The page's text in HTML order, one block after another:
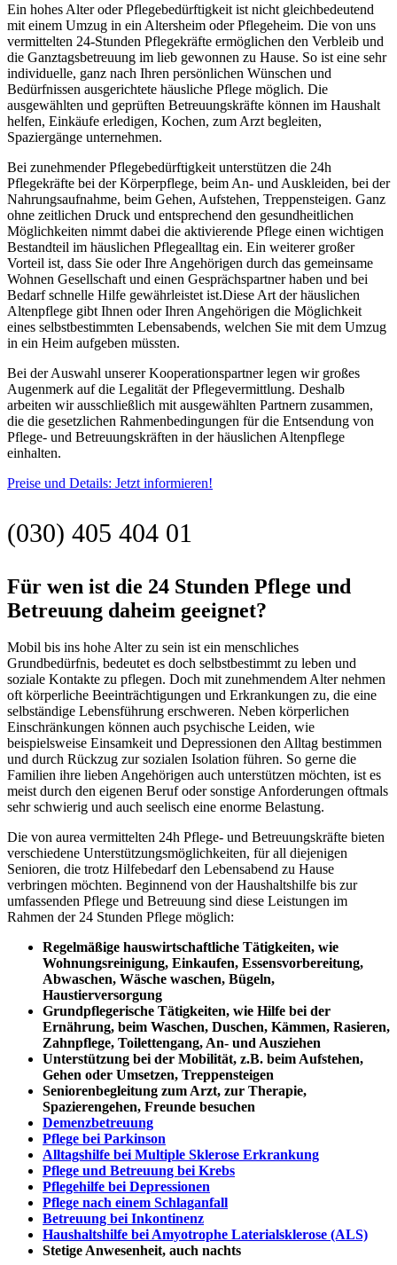
Ein hohes Alter oder Pflegebedürftigkeit ist nicht gleichbedeutend
mit einem Umzug in ein Altersheim oder Pflegeheim. Die von uns
vermittelten 24-Stunden Pflegekräfte ermöglichen den Verbleib und
die Ganztagsbetreuung im lieb gewonnen zu Hause. So ist eine sehr
individuelle, ganz nach Ihren persönlichen Wünschen und
Bedürfnissen ausgerichtete häusliche Pflege möglich. Die
ausgewählten und geprüften Betreuungskräfte können im Haushalt
helfen, Einkäufe erledigen, Kochen, zum Arzt begleiten,
Spaziergänge unternehmen.
Bei zunehmender Pflegebedürftigkeit unterstützen die 24h
Pflegekräfte bei der Körperpflege, beim An- und Auskleiden, bei der
Nahrungsaufnahme, beim Gehen, Aufstehen, Treppensteigen. Ganz
ohne zeitlichen Druck und entsprechend den gesundheitlichen
Möglichkeiten nimmt dabei die aktivierende Pflege einen wichtigen
Bestandteil im häuslichen Pflegealltag ein. Ein weiterer großer
Vorteil ist, dass Sie oder Ihre Angehörigen durch das gemeinsame
Wohnen Gesellschaft und einen Gesprächspartner haben und bei
Bedarf schnelle Hilfe gewährleistet ist.Diese Art der häuslichen
Altenpflege gibt Ihnen oder Ihren Angehörigen die Möglichkeit
eines selbstbestimmten Lebensabends, welchen Sie mit dem Umzug
in ein Heim aufgeben müssten.
Bei der Auswahl unserer Kooperationspartner legen wir großes
Augenmerk auf die Legalität der Pflegevermittlung. Deshalb
arbeiten wir ausschließlich mit ausgewählten Partnern zusammen,
die die gesetzlichen Rahmenbedingungen für die Entsendung von
Pflege- und Betreuungskräften in der häuslichen Altenpflege
einhalten.
Preise und Details: Jetzt informieren!
(030) 405 404 01
Für wen ist die 24 Stunden Pflege und
Betreuung daheim geeignet?
Mobil bis ins hohe Alter zu sein ist ein menschliches
Grundbedürfnis, bedeutet es doch selbstbestimmt zu leben und
soziale Kontakte zu pflegen. Doch mit zunehmendem Alter nehmen
oft körperliche Beeinträchtigungen und Erkrankungen zu, die eine
selbständige Lebensführung erschweren. Neben körperlichen
Einschränkungen können auch psychische Leiden, wie
beispielsweise Einsamkeit und Depressionen den Alltag bestimmen
und durch Rückzug zur sozialen Isolation führen. So gerne die
Familien ihre lieben Angehörigen auch unterstützen möchten, ist es
meist durch den eigenen Beruf oder sonstige Anforderungen oftmals
sehr schwierig und auch seelisch eine enorme Belastung.
Die von aurea vermittelten 24h Pflege- und Betreuungskräfte bieten
verschiedene Unterstützungsmöglichkeiten, für all diejenigen
Senioren, die trotz Hilfebedarf den Lebensabend zu Hause
verbringen möchten. Beginnend von der Haushaltshilfe bis zur
umfassenden Pflege und Betreuung sind diese Leistungen im
Rahmen der 24 Stunden Pflege möglich:
Regelmäßige hauswirtschaftliche Tätigkeiten, wie
Wohnungsreinigung, Einkaufen, Essensvorbereitung,
Abwaschen, Wäsche waschen, Bügeln,
Haustierversorgung
Grundpflegerische Tätigkeiten, wie Hilfe bei der
Ernährung, beim Waschen, Duschen, Kämmen, Rasieren,
Zahnpflege, Toilettengang, An- und Ausziehen
Unterstützung bei der Mobilität, z.B. beim Aufstehen,
Gehen oder Umsetzen, Treppensteigen
Seniorenbegleitung zum Arzt, zur Therapie,
Spazierengehen, Freunde besuchen
Demenzbetreuung
Pflege bei Parkinson
Alltagshilfe bei Multiple Sklerose Erkrankung
Pflege und Betreuung bei Krebs
Pflegehilfe bei Depressionen
Pflege nach einem Schlaganfall
Betreuung bei Inkontinenz
Haushaltshilfe bei Amyotrophe Laterialsklerose (ALS)
Stetige Anwesenheit, auch nachts